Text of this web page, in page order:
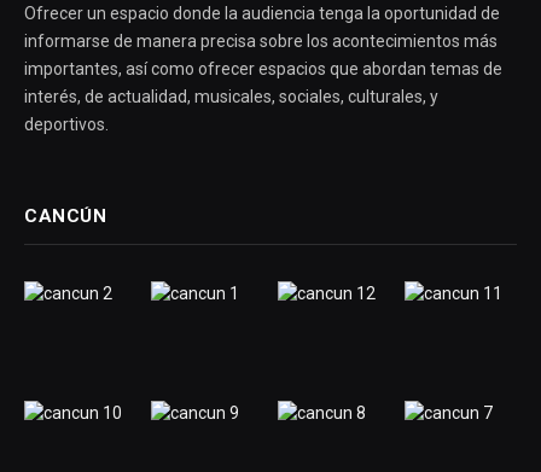
Ofrecer un espacio donde la audiencia tenga la oportunidad de
informarse de manera precisa sobre los acontecimientos más
importantes, así como ofrecer espacios que abordan temas de
interés, de actualidad, musicales, sociales, culturales, y
deportivos.
CANCÚN